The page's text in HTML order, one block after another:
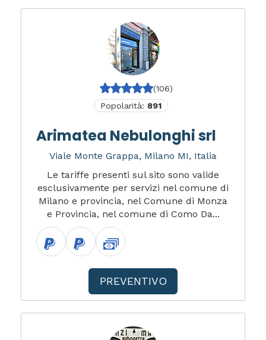
(106)
Popolarità: 891
Arimatea Nebulonghi srl
Viale Monte Grappa, Milano MI, Italia
Le tariffe presenti sul sito sono valide
esclusivamente per servizi nel comune di
Milano e provincia, nel Comune di Monza
e Provincia, nel comune di Como Da...
PREVENTIVO